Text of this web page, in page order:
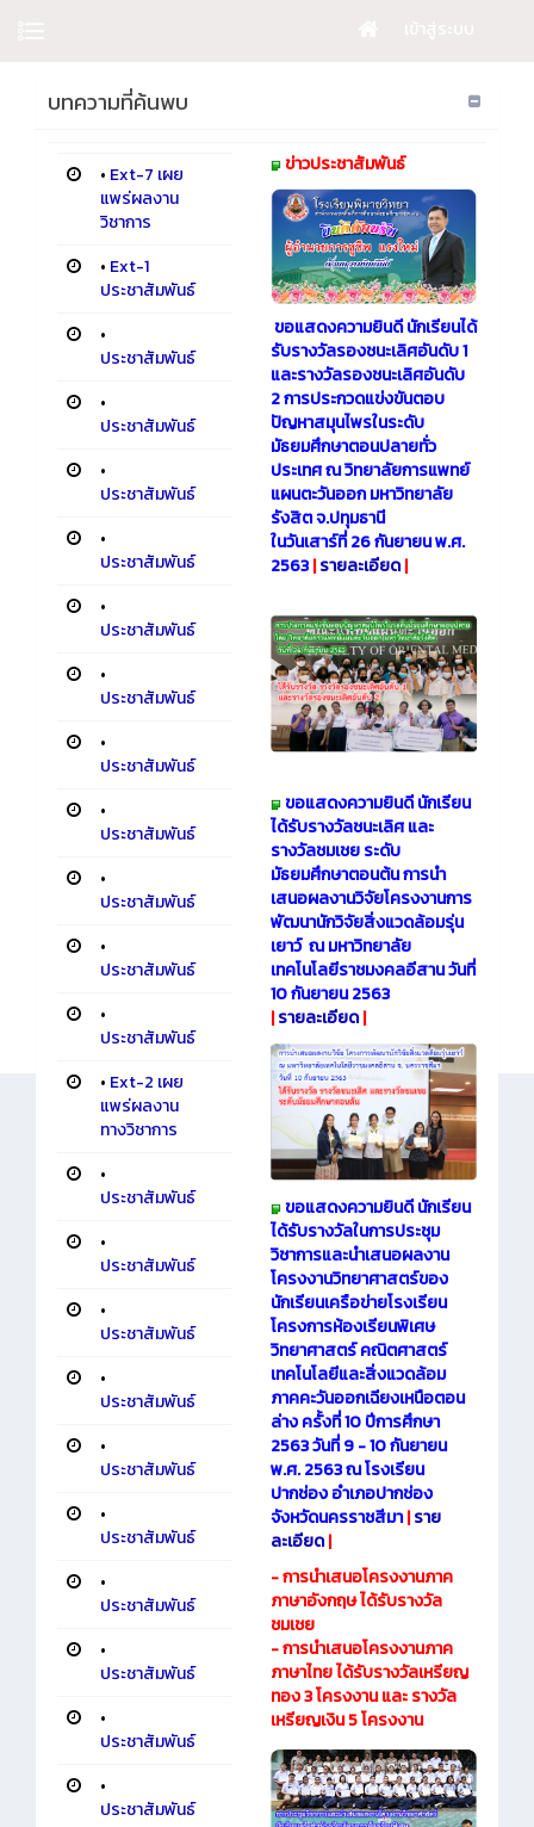
บทความที่ค้นพบ
• Ext-7 เผย
แพร่ผลงาน
วิชาการ
• Ext-1
ประชาสัมพันธ์
•
ประชาสัมพันธ์
•
ประชาสัมพันธ์
•
ประชาสัมพันธ์
•
ประชาสัมพันธ์
•
ประชาสัมพันธ์
•
ประชาสัมพันธ์
•
ประชาสัมพันธ์
•
ประชาสัมพันธ์
•
ประชาสัมพันธ์
•
ประชาสัมพันธ์
•
ประชาสัมพันธ์
• Ext-2 เผย
แพร่ผลงาน
ทางวิชาการ
•
ประชาสัมพันธ์
•
ประชาสัมพันธ์
•
ประชาสัมพันธ์
•
ประชาสัมพันธ์
•
ประชาสัมพันธ์
•
ประชาสัมพันธ์
•
ประชาสัมพันธ์
•
ประชาสัมพันธ์
•
ประชาสัมพันธ์
•
ประชาสัมพันธ์
ข่าวประชาสัมพันธ์
ขอแสดงความยินดี นักเรียนได้
รับรางวัลรองชนะเลิศอันดับ 1
และรางวัลรองชนะเลิศอันดับ
2 การประกวดแข่งขันตอบ
ปัญหาสมุนไพรในระดับ
มัธยมศึกษาตอนปลายทั่ว
ประเทศ ณ วิทยาลัยการแพทย์
แผนตะวันออก มหาวิทยาลัย
รังสิต จ.ปทุมธานี
ในวันเสาร์ที่ 26 กันยายน พ.ศ.
2563|รายละเอียด|
ขอแสดงความยินดี นักเรียน
ได้รับรางวัลชนะเลิศ และ
รางวัลชมเชย ระดับ
มัธยมศึกษาตอนต้น การนำ
เสนอผลงานวิจัยโครงงานการ
พัฒนานักวิจัยสิ่งแวดล้อมรุ่น
เยาว์ ณ มหาวิทยาลัย
เทคโนโลยีราชมงคลอีสาน วันที่
10 กันยายน 2563
|รายละเอียด|
ขอแสดงความยินดี นักเรียน
ได้รับรางวัลในการประชุม
วิชาการและนำเสนอผลงาน
โครงงานวิทยาศาสตร์ของ
นักเรียนเครือข่ายโรงเรียน
โครงการห้องเรียนพิเศษ
วิทยาศาสตร์ คณิตศาสตร์
เทคโนโลยีและสิ่งแวดล้อม
ภาคคะวันออกเฉียงเหนือตอน
ล่าง ครั้งที่ 10 ปีการศึกษา
2563 วันที่ 9 - 10 กันยายน
พ.ศ. 2563 ณ โรงเรียน
ปากช่อง อำเภอปากช่อง
จังหวัดนครราชสีมา|ราย
ละเอียด|
- การนำเสนอโครงงานภาค
ภาษาอังกฤษ ได้รับรางวัล
ชมเชย
- การนำเสนอโครงงานภาค
ภาษาไทย ได้รับรางวัลเหรียญ
ทอง 3 โครงงาน และ รางวัล
เหรียญเงิน 5 โครงงาน